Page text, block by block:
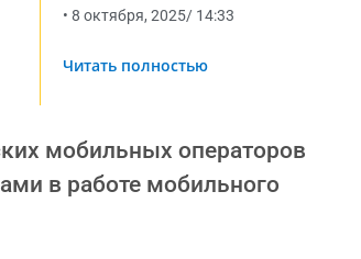
• 8 октября, 2025/ 14:33
Читать полностью
мобильных операторов
в работе мобильного